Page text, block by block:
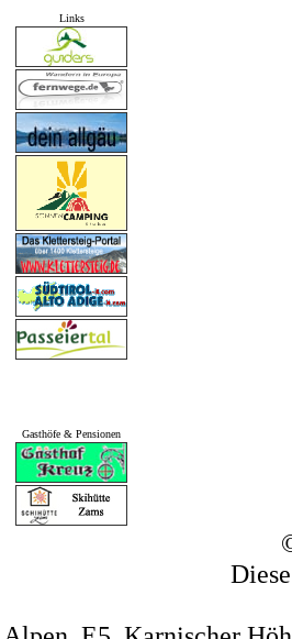
Links
Gasthöfe & Pensionen